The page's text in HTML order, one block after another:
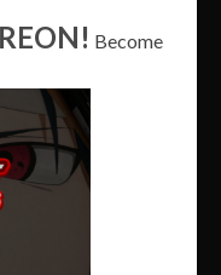
Become